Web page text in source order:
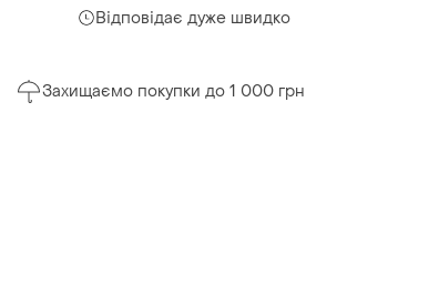
Відповідає дуже швидко
Захищаємо покупки до 1 000 грн